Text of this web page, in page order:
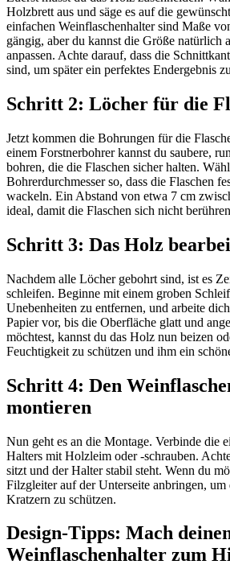
Holzbrett aus und säge es auf die
einfachen Weinflaschenhalter sind Maße
gängig, aber du kannst die Größe natürlich
anpassen. Achte darauf, dass die
sind, um später ein perfektes Endergebnis
Schritt 2: Löcher für die
Jetzt kommen die Bohrungen für die
einem Forstnerbohrer kannst du saubere,
bohren, die die Flaschen sicher halten.
Bohrerdurchmesser so, dass die Flaschen
wackeln. Ein Abstand von etwa 7 cm
ideal, damit die Flaschen sich nicht
Schritt 3: Das Holz
Nachdem alle Löcher gebohrt sind, ist es
schleifen. Beginne mit einem groben
Unebenheiten zu entfernen, und arbeite
Papier vor, bis die Oberfläche glatt und
möchtest, kannst du das Holz nun beizen
Feuchtigkeit zu schützen und ihm ein
Schritt 4: Den
montieren
Nun geht es an die Montage. Verbinde die
Halters mit Holzleim oder -schrauben.
sitzt und der Halter stabil steht. Wenn du
Filzgleiter auf der Unterseite anbringen,
Kratzern zu schützen.
Design-Tipps: Mach
Weinflaschenhalter zum